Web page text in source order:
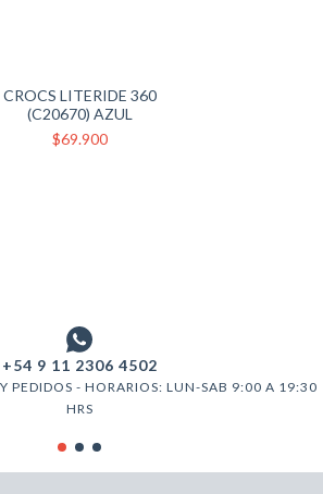
CROCS LITERIDE 360
(C20670) AZUL
$69.900
+54 9 11 2306 4502
PEDIDOS - HORARIOS: LUN-SAB 9:00 A 19:30
HRS